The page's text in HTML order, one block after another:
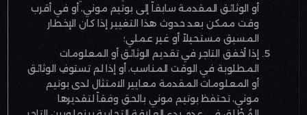
أو الوثائق المقدمة سابقاً إلى بوتيم موني، أو في أقرب
وقت ممكن بعد حدوث هذا التغيير إذا كان الإخطار
المسبق مستحيلاً أو غير عملي؛
إذا أخفق التاجر في تقديم الوثائق أو المعلومات
المطلوبة في الوقت المناسب، أو إذا لم تستوفِ الوثائق
أو المعلومات المقدمة معايير الامتثال لدى بوتيم
موني، تحتفظ بوتيم موني بالحق وفقاً لتقديرها